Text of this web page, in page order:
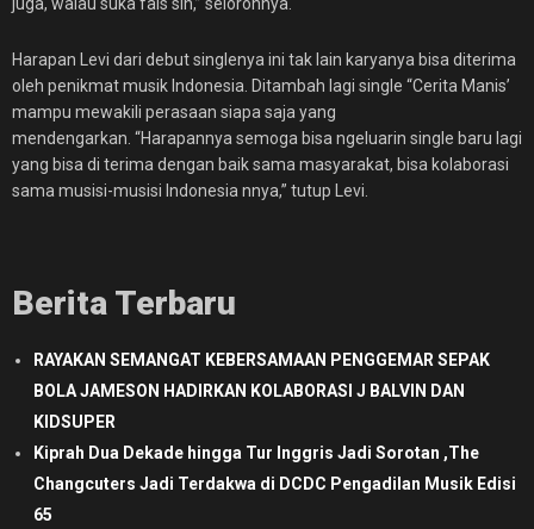
Harapan Levi dari debut singlenya ini tak lain karyanya bisa diterima
oleh penikmat musik Indonesia. Ditambah lagi single “Cerita Manis’
mampu mewakili perasaan siapa saja yang
mendengarkan. “Harapannya semoga bisa ngeluarin single baru lagi
yang bisa di terima dengan baik sama masyarakat, bisa kolaborasi
sama musisi-musisi Indonesia nnya,” tutup Levi.
Berita Terbaru
RAYAKAN SEMANGAT KEBERSAMAAN PENGGEMAR SEPAK
BOLA JAMESON HADIRKAN KOLABORASI J BALVIN DAN
KIDSUPER
Kiprah Dua Dekade hingga Tur Inggris Jadi Sorotan ,The
Changcuters Jadi Terdakwa di DCDC Pengadilan Musik Edisi
65